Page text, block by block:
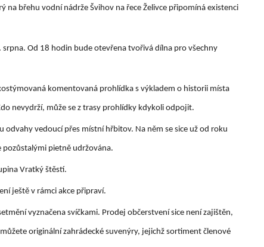
na břehu vodní nádrže Švihov na řece Želivce připomíná existenci
Od 18 hodin bude otevřena tvořivá dílna pro všechny
komentovaná prohlídka s výkladem o historii místa
nevydrží, může se z trasy prohlídky kdykoli odpojit.
vedoucí přes místní hřbitov. Na něm se sice už od roku
pietně udržována.
Vratký štěstí.
ještě v rámci akce připraví.
vyznačena svíčkami. Prodej občerstvení sice není zajištěn,
originální zahrádecké suvenýry, jejichž sortiment členové